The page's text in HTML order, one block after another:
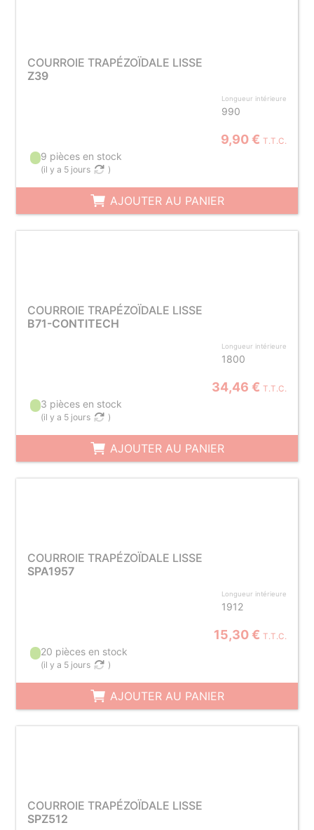
COURROIE TRAPÉZOÏDALE LISSE
Z39
Longueur intérieure
990
9,90 € T.T.C.
9 pièces en stock
(il y a 5 jours )
AJOUTER AU PANIER
COURROIE TRAPÉZOÏDALE LISSE
B71-CONTITECH
Longueur intérieure
1800
34,46 € T.T.C.
3 pièces en stock
(il y a 5 jours )
AJOUTER AU PANIER
COURROIE TRAPÉZOÏDALE LISSE
SPA1957
Longueur intérieure
1912
15,30 € T.T.C.
20 pièces en stock
(il y a 5 jours )
AJOUTER AU PANIER
COURROIE TRAPÉZOÏDALE LISSE
SPZ512